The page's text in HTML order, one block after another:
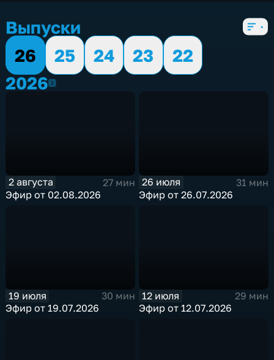
Выпуски
26
25 24 23
22
20262026
2 августа
27 мин
Эфир от 02.08.2026
26 июля
31 мин
Эфир от 26.07.2026
19 июля
30 мин
Эфир от 19.07.2026
12 июля
29 мин
Эфир от 12.07.2026